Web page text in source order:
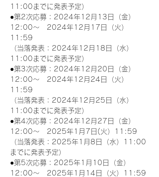
11:00までに発表予定）
●第2次応募：2024年12月13日（金）
12:00～　2024年12月17日（火）
11:59
（当落発表：2024年12月18日（水）
11:00までに発表予定）
●第3次応募：2024年12月20日（金）
12:00～　2024年12月24日（火）
11:59
（当落発表：2024年12月25日（水）
11:00までに発表予定）
●第4次応募：2024年12月27日（金）
12:00～　2025年1月7日(火）11:59
（当落発表：2025年1月8日（水）11:00
までに発表予定）
●第5次応募：2025年1月10日（金）
12:00～　2025年1月14日（火）11:59